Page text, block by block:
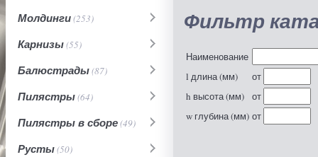
Молдинги(253)
Карнизы(55)
Балюстрады(87)
Пилястры(64)
Пилястры в сборе(49)
Русты(50)
Фильтр
Наименование
l длина (мм)
от
h высота (мм)
от
w глубина (мм) от